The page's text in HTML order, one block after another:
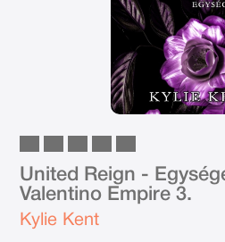
United Reign -
Valentino Empire 3.
Kylie Kent